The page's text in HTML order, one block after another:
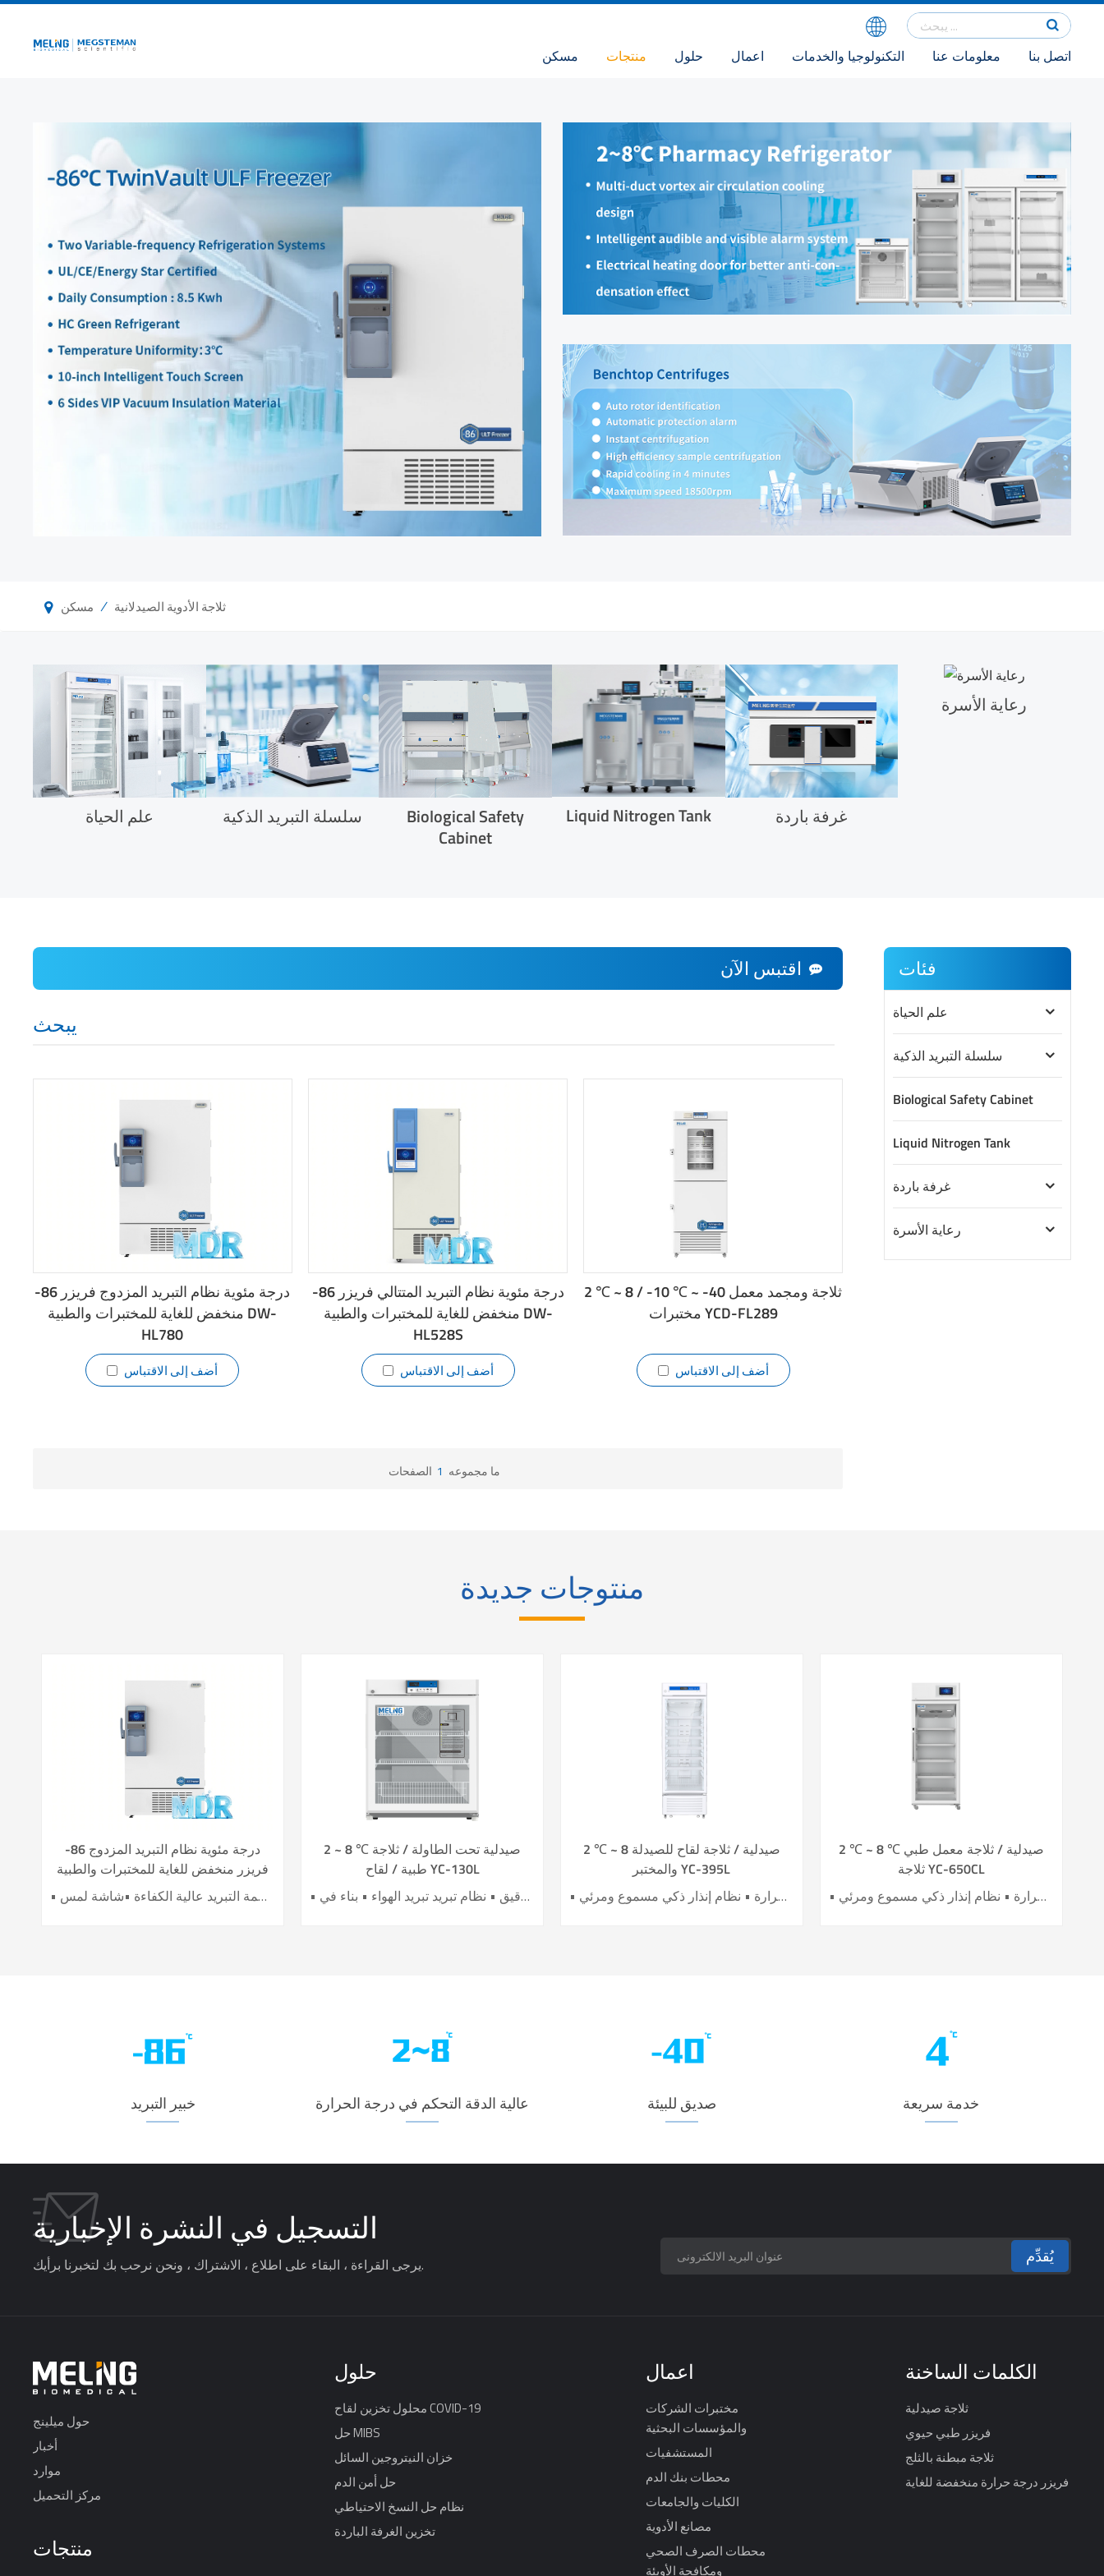
مسكن منتجات حلول اعمال التكنولوجيا والخدمات معلومات عنا اتصل بنا
مسكن / ثلاجة الأدوية الصيدلانية
علم الحياة سلسلة التبريد الذكية
Biological Safety
Cabinet
Liquid Nitrogen Tank غرفة باردة
رعاية الأسرة
اقتبس الآن
يبحث
-86 درجة مئوية نظام التبريد المزدوج فريزر
منخفض للغاية للمختبرات والطبية DW-
HL780
أضف إلى الاقتباس
-86 درجة مئوية نظام التبريد المتتالي فريزر
منخفض للغاية للمختبرات والطبية DW-
HL528S
أضف إلى الاقتباس
2 ℃ ~ 8 / -10 ℃ ~ -40 ثلاجة ومجمد معمل
مختبرات YCD-FL289
أضف إلى الاقتباس
ما مجموعه 1 الصفحات
فئات
علم الحياة
سلسلة التبريد الذكية
Biological Safety Cabinet
Liquid Nitrogen Tank
غرفة باردة
رعاية الأسرة
منتوجات جديدة
-86 درجة مئوية نظام التبريد المزدوج
فريزر منخفض للغاية للمختبرات والطبية
DW-HL780
• اثنان من أنظمة التبريد عالية الكفاءة •شاشة لمس LCD مقاس 10 بوصة • توفير العمالة القصوى • اثنان من الضواغط العاكسة •رغوة عازلة لكبار الشخصيات • 10 أنواع من وظائف التنبيه
2 ~ 8 ℃ صيدلية تحت الطاولة / ثلاجة
طبية / لقاح YC-130L
• نظام تحكم دقيق • نظام تبريد تبريد الهواء • بناء في USB datalogger • إنذارات سمعية وبصرية مثالية • تصميم عملية مريحة
2 ℃ ~ 8 صيدلية / ثلاجة لقاح للصيدلة
والمختبر YC-395L
• أداء تبريد الهواء الرائد • تحسين كفاءة توفير الطاقة بنسبة 40٪ + • باب تسخين كهربائي لتأثير أفضل ضد التكثيف • 7 حساسات لدقة عالية للتحكم بدرجة الحرارة • نظام إنذار ذكي مسموع ومرئي
2 ℃ ~ 8 ℃ صيدلية / ثلاجة معمل طبي
ثلاجة YC-650CL
• أداء تبريد الهواء الرائد • تحسين كفاءة توفير الطاقة بنسبة 40٪ + • باب تسخين كهربائي لتأثير أفضل ضد التكثيف • 6 حساسات لدقة عالية للتحكم بدرجة الحرارة • نظام إنذار ذكي مسموع ومرئي
خبير التبريد عالية الدقة التحكم في درجة الحرارة صديق للبيئة خدمة سريعة
التسجيل في النشرة الإخبارية
يرجى القراءة ، البقاء على اطلاع ، الاشتراك ، ونحن نرحب بك لتخبرنا برأيك. يُقدِّم
حول ميلينج
أخبار
موارد
مركز التحميل
منتجات
حلول
محلول تخزين لقاح COVID-19
حل MIBS
خزان النيتروجين السائل
حل أمن الدم
نظام حل النسخ الاحتياطي
تخزين الغرفة الباردة
اعمال
مختبرات الشركات
والمؤسسات البحثية
المستشفيات
محطات بنك الدم
الكليات والجامعات
مصانع الأدوية
محطات الصرف الصحي
ومكافحة الأوبئة
الكلمات الساخنة
ثلاجة صيدلية
فريزر طبي حيوي
ثلاجة مبطنة بالثلج
فريزر درجة حرارة منخفضة للغاية